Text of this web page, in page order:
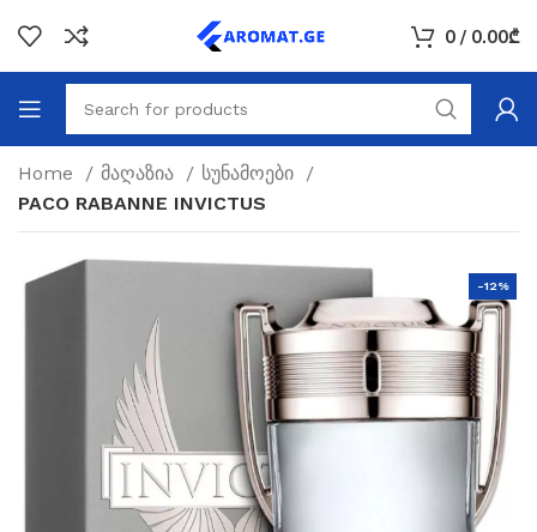
0 / 0.00₾
Home მაღაზია
სუნამოები
PACO RABANNE INVICTUS
-12%